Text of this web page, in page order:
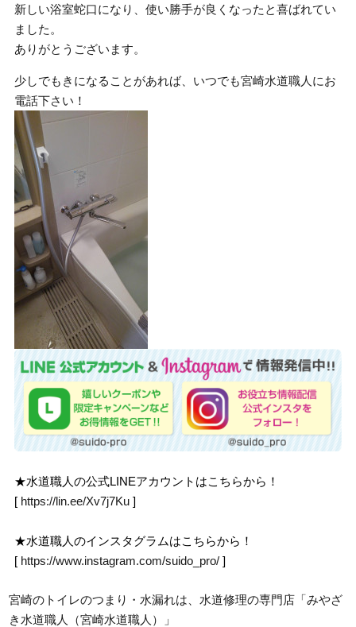
新しい浴室蛇口になり、使い勝手が良くなったと喜ばれてい
ました。
ありがとうございます。
少しでもきになることがあれば、いつでも宮崎水道職人にお
電話下さい！
★水道職人の公式LINEアカウントはこちらから！
[ https://lin.ee/Xv7j7Ku ]
★水道職人のインスタグラムはこちらから！
[ https://www.instagram.com/suido_pro/ ]
宮崎のトイレのつまり・水漏れは、水道修理の専門店「みやざ
き水道職人（宮崎水道職人）」